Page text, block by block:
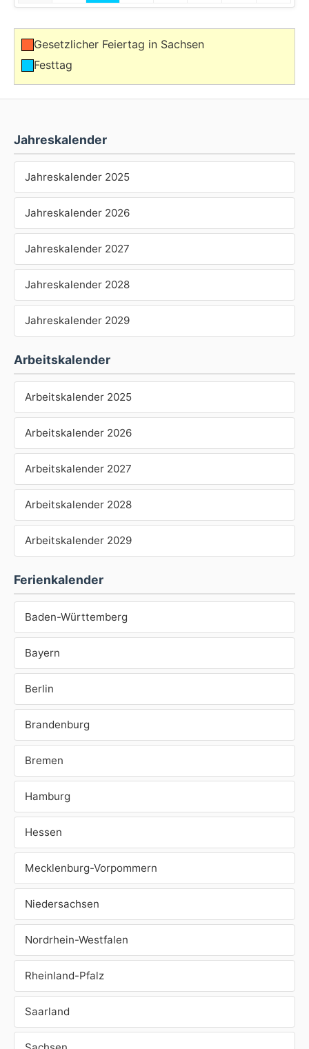
Jahreskalender
Jahreskalender 2025
Jahreskalender 2026
Jahreskalender 2027
Jahreskalender 2028
Jahreskalender 2029
Arbeitskalender
Arbeitskalender 2025
Arbeitskalender 2026
Arbeitskalender 2027
Arbeitskalender 2028
Arbeitskalender 2029
Ferienkalender
Baden-Württemberg
Bayern
Berlin
Brandenburg
Bremen
Hamburg
Hessen
Mecklenburg-Vorpommern
Niedersachsen
Nordrhein-Westfalen
Rheinland-Pfalz
Saarland
Gesetzlicher Feiertag in Sachsen
Festtag